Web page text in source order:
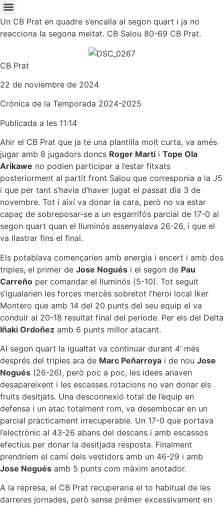
Un CB Prat en quadre s’encalla al segon quart i ja no
reacciona la segona meitat. CB Salou 80-69 CB Prat.
CB Prat
22 de noviembre de 2024
Crónica de la Temporada 2024-2025
Publicada a les 11:14
Ahir el CB Prat que ja te una plantilla molt curta, va amés
jugar amb 8 jugadors doncs Roger Martíi Tope Ola
Arikawe no podien participar a l’estar fitxats
posteriorment al partit front Salou que corresponia a la J5
i que per tant s’havia d’haver jugat el passat dia 3 de
novembre. Tot i així va donar la cara, però no va estar
capaç de sobreposar-se a un esgarrifós parcial de 17-0 al
segon quart quan el lluminós assenyalava 26-26, i que el
va llastrar fins el final.
Els potablava començarien amb energia i encert i amb dos
triples, el primer de Jose Nogués i el segon de Pau
Carreño per comandar el lluminós (5-10). Tot seguit
s’igualarien les forces mercès sobretot l’heroi local Iker
Montero que amb 14 del 20 punts del seu equip el va
conduir al 20-18 resultat final del període. Per els del Delta
Iñaki Ordoñez amb 6 punts millor atacant.
Al segon quart la igualtat va continuar durant 4’ més
després del triples ara de Marc Peñarroya i de nou Jose
Nogués (26-26), però poc a poc, les idees anaven
desapareixent i les escasses rotacions no van donar els
fruits desitjats. Una desconnexió total de l’equip en
defensa i un atac totalment rom, va desembocar en un
parcial pràcticament irrecuperable. Un 17-0 que portava
l’electrònic al 43-26 abans del descans i amb escassos
efectius per donar la desitjada resposta. Finalment
prendríem el camí dels vestidors amb un 46-29 i amb
Jose Nogués amb 5 punts com màxim anotador.
A la represa, el CB Prat recuperaria el to habitual de les
darreres jornades, però sense prémer excessivament en